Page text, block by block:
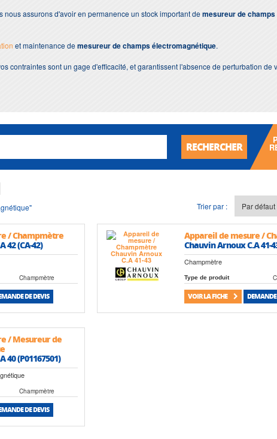
assurons d'avoir en permanence un stock important demesureur de champs
et maintenance demesureur de champs électromagnétique.
contraintes sont un gage d'efficacité, et garantissent l'absence de perturbation de
RECHERCHER
Trier par :
/ Champmètre
42 (CA-42)
Champmètre
DE DEVIS
Appareil de mesure /
Chauvin Arnoux C.A 41-
Champmètre
Type de produit
VOIR LA FICHE DEMANDE
/ Mesureur de
40 (P01167501)
Champmètre
DE DEVIS